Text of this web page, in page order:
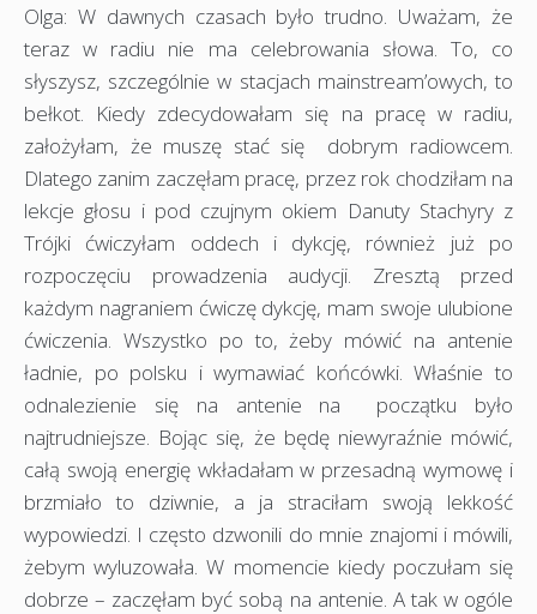
Olga: W dawnych czasach było trudno. Uważam, że
teraz w radiu nie ma celebrowania słowa. To, co
słyszysz, szczególnie w stacjach mainstream’owych, to
bełkot. Kiedy zdecydowałam się na pracę w radiu,
założyłam, że muszę stać się dobrym radiowcem.
Dlatego zanim zaczęłam pracę, przez rok chodziłam na
lekcje głosu i pod czujnym okiem Danuty Stachyry z
Trójki ćwiczyłam oddech i dykcję, również już po
rozpoczęciu prowadzenia audycji. Zresztą przed
każdym nagraniem ćwiczę dykcję, mam swoje ulubione
ćwiczenia. Wszystko po to, żeby mówić na antenie
ładnie, po polsku i wymawiać końcówki. Właśnie to
odnalezienie się na antenie na początku było
najtrudniejsze. Bojąc się, że będę niewyraźnie mówić,
całą swoją energię wkładałam w przesadną wymowę i
brzmiało to dziwnie, a ja straciłam swoją lekkość
wypowiedzi. I często dzwonili do mnie znajomi i mówili,
żebym wyluzowała. W momencie kiedy poczułam się
dobrze – zaczęłam być sobą na antenie. A tak w ogóle